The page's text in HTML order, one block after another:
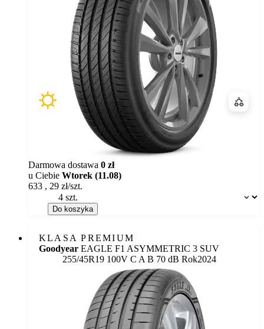
Dostępność:
Darmowa dostawa 0 zł
u Ciebie Wtorek (11.08)
633 , 29 zł/szt.
Do koszyka
KLASA PREMIUM
Goodyear EAGLE F1 ASYMMETRIC 3 SUV
255/45R19 100V Etykieta:
C A B 70 dB Rok2024